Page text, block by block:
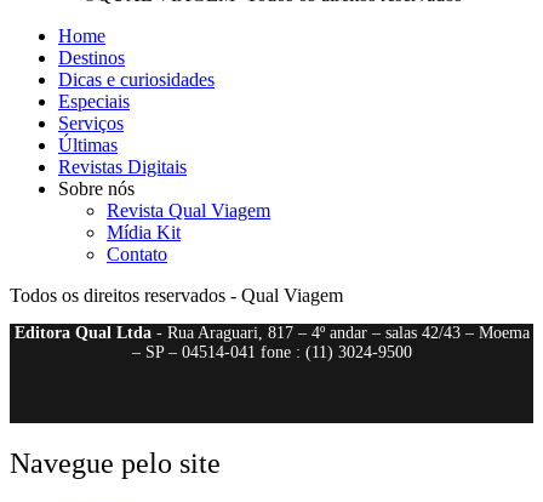
Home
Destinos
Dicas e curiosidades
Especiais
Serviços
Últimas
Revistas Digitais
Sobre nós
Revista Qual Viagem
Mídia Kit
Contato
Todos os direitos reservados - Qual Viagem
Editora Qual Ltda- Rua Araguari, 817 – 4º andar – salas 42/43 – Moema
– SP – 04514-041 fone : (11) 3024-9500
Navegue pelo site